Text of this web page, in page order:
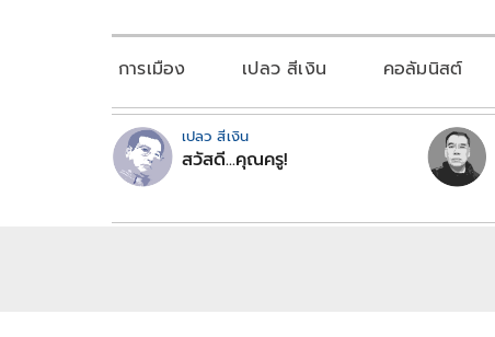
การเมือง เปลว สีเงิน คอลัมนิสต์
เปลว สีเงิน
สวัสดี...คุณครู!